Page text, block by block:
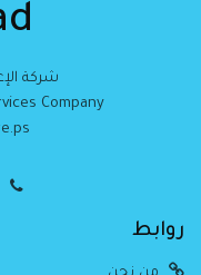
شركة
Company
روابط